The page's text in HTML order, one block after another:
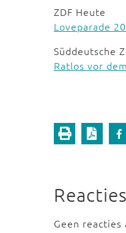
ZDF Heute
Loveparade
Süddeutsche
Ratlos vor
Reacties
Geen reacties